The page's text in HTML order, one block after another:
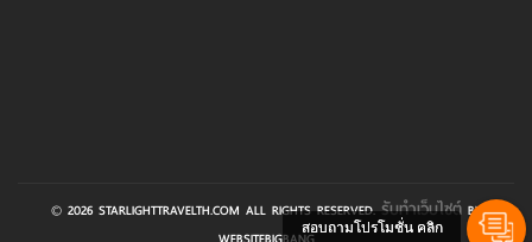
© 2026 STARLIGHTTRAVELTH.COM ALL RIGHTS RESERVED.รับทำเว็บไซต์BY
สอบถามโปรโมชั่น คลิก